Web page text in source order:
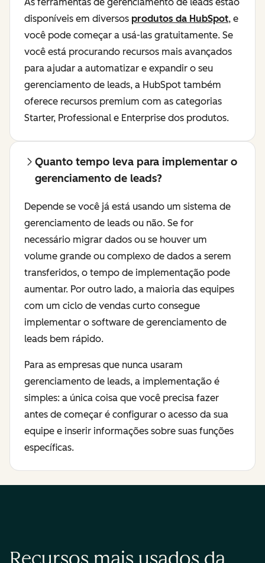
As ferramentas de gerenciamento de leads estão
disponíveis em diversos produtos da HubSpot, e
você pode começar a usá-las gratuitamente. Se
você está procurando recursos mais avançados
para ajudar a automatizar e expandir o seu
gerenciamento de leads, a HubSpot também
oferece recursos premium com as categorias
Starter, Professional e Enterprise dos produtos.
Quanto tempo leva para implementar o
gerenciamento de leads?
Depende se você já está usando um sistema de
gerenciamento de leads ou não. Se for
necessário migrar dados ou se houver um
volume grande ou complexo de dados a serem
transferidos, o tempo de implementação pode
aumentar. Por outro lado, a maioria das equipes
com um ciclo de vendas curto consegue
implementar o software de gerenciamento de
leads bem rápido.
Para as empresas que nunca usaram
gerenciamento de leads, a implementação é
simples: a única coisa que você precisa fazer
antes de começar é configurar o acesso da sua
equipe e inserir informações sobre suas funções
específicas.